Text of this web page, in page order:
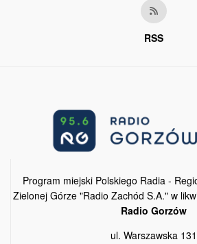
RSS
Program miejski Polskiego Radia -
Zielonej Górze "Radio Zachód S.A." w
Radio Gorzów
ul. Warszawska 131